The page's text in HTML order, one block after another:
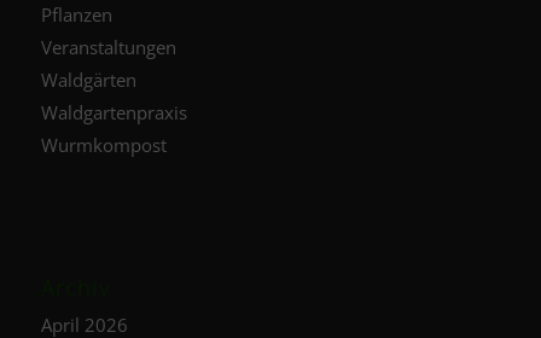
Pflanzen
Veranstaltungen
Waldgärten
Waldgartenpraxis
Wurmkompost
April 2026